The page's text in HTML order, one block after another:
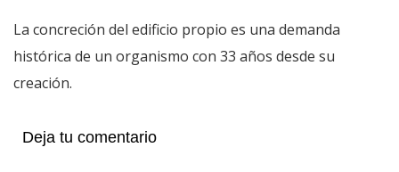
La concreción del edificio propio es una demanda
histórica de un organismo con 33 años desde su
creación.
Deja tu comentario